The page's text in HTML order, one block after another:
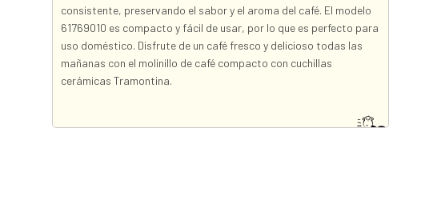
consistente, preservando el sabor y el aroma del café. El modelo
61769010 es compacto y fácil de usar, por lo que es perfecto para
uso doméstico. Disfrute de un café fresco y delicioso todas las
mañanas con el molinillo de café compacto con cuchillas
cerámicas Tramontina.